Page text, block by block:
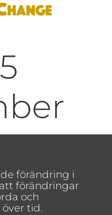
förändring i
förändringar
och
tid.